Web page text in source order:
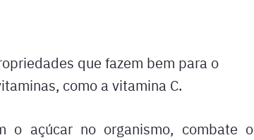
que fazem bem para o
como a vitamina C.
o açúcar no organismo, combate o